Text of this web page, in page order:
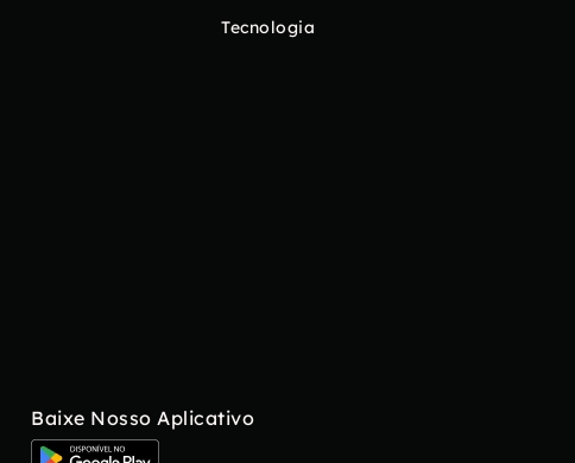
Tecnologia
Baixe Nosso Aplicativo